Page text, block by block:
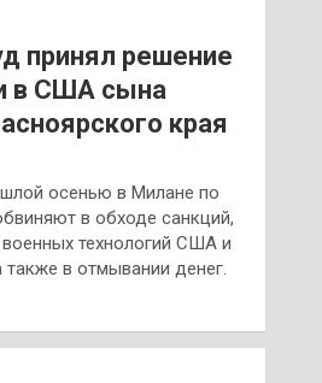
принял решение
в США сына
края
осенью в Милане по
в обходе санкций,
технологий США и
также в отмывании денег.